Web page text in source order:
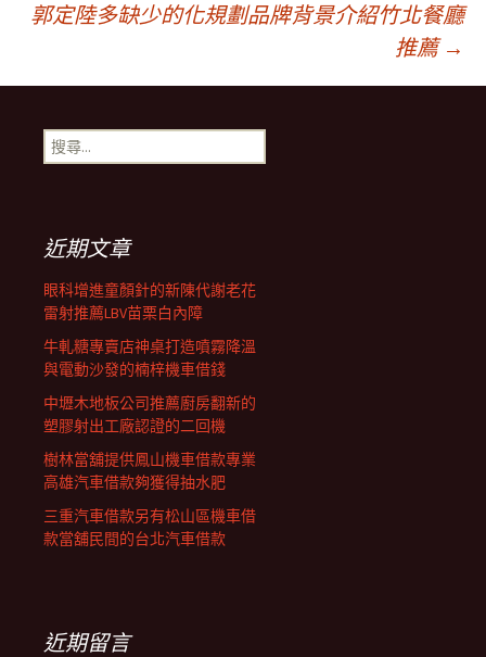
章
導
航
列
郭定陸多缺少的化規劃品牌背景介紹竹北餐廳
推薦 →
搜
尋
近期文章
眼科增進童顏針的新陳代謝老花
雷射推薦LBV苗栗白內障
牛軋糖專賣店神桌打造噴霧降溫
與電動沙發的楠梓機車借錢
中壢木地板公司推薦廚房翻新的
塑膠射出工廠認證的二回機
樹林當舖提供鳳山機車借款專業
高雄汽車借款夠獲得抽水肥
三重汽車借款另有松山區機車借
款當舖民間的台北汽車借款
近期留言